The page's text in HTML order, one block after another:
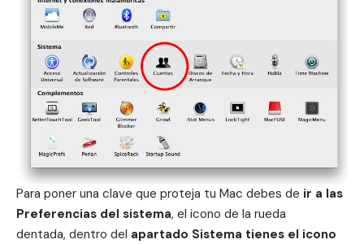
Para poner una clave que proteja tu Mac debes de ir a las
Preferencias del sistema, el icono de la rueda
dentada, dentro del apartado Sistema tienes el icono